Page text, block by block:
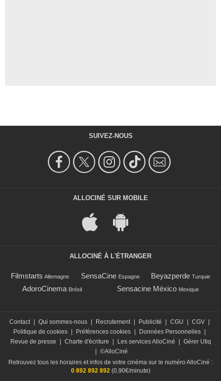
SUIVEZ-NOUS
ALLOCINÉ SUR MOBILE
ALLOCINÉ À L'ÉTRANGER
Filmstarts Allemagne SensaCine Espagne Beyazperde Turquie
AdoroCinema Brésil Sensacine México Mexique
Contact | Qui sommes-nous | Recrutement | Publicité | CGU | CGV |
Politique de cookies | Préférences cookies | Données Personnelles |
Revue de presse
| Charte d'écriture | Les services AlloCiné | Gérer Utiq
| ©AlloCiné
Retrouvez tous les horaires et infos de votre cinéma sur le numéro AlloCiné :
0 892 892 892 (0,90€/minute)